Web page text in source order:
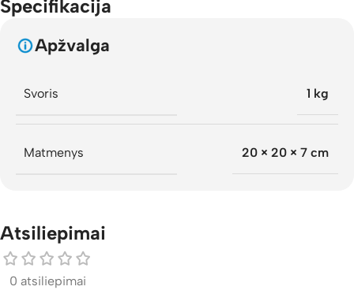
Specifikacija
Apžvalga
Svoris 1 kg
Matmenys 20 × 20 × 7 cm
Atsiliepimai
0 atsiliepimai